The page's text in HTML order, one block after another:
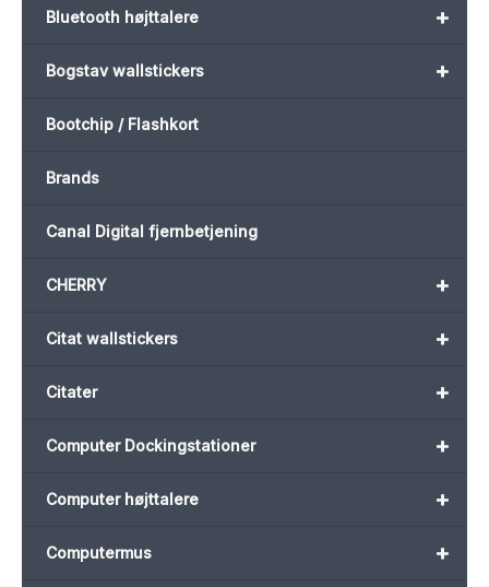
+
Bluetooth højttalere
+
Bogstav wallstickers
Bootchip / Flashkort
Brands
Canal Digital fjernbetjening
+
CHERRY
+
Citat wallstickers
+
Citater
+
Computer Dockingstationer
+
Computer højttalere
+
Computermus